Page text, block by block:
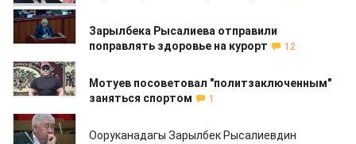
03.07.2019
Зарылбека Рысалиева отправили
поправлять здоровье на курорт
12
28.06.2019
Мотуев посоветовал "политзаключенным"
заняться спортом
1
13.06.2019
Ооруканадагы Зарылбек Рысалиевдин